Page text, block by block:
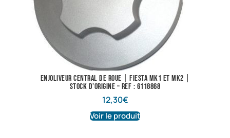
Enjoliveur central de roue | Fiesta Mk1 et Mk2 |
Stock d’origine – Ref : 6118868
12,30€
Voir le produit